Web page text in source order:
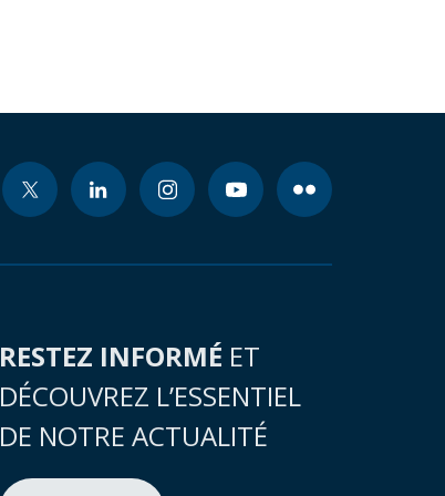
RESTEZ INFORMÉ ET
DÉCOUVREZ L’ESSENTIEL
DE NOTRE ACTUALITÉ